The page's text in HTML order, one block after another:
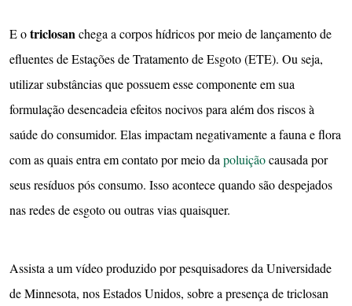
E otriclosanchega a corpos hídricos por meio de lançamento de
efluentes de Estações de Tratamento de Esgoto (ETE). Ou seja,
utilizar substâncias que possuem esse componente em sua
formulação desencadeia efeitos nocivos para além dos riscos à
saúde do consumidor. Elas impactam negativamente a fauna e flora
com as quais entra em contato por meio da poluiçãocausada por
seus resíduos pós consumo. Isso acontece quando são despejados
nas redes de esgoto ou outras vias quaisquer.
Assista a um vídeo produzido por pesquisadores da Universidade
de Minnesota, nos Estados Unidos, sobre a presença de triclosan